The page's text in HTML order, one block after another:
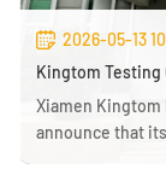
2026-05-13
Xiamen Kingtom
announce that